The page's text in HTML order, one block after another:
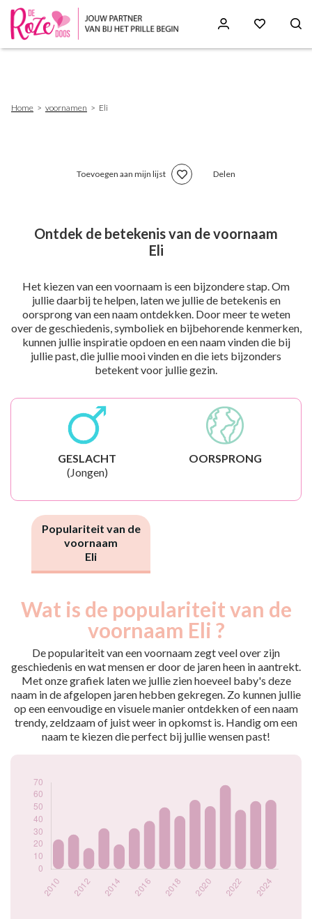
Home voornamen Eli
Toevoegen aan mijn lijst Delen
Ontdek de betekenis van de voornaam
Eli
Het kiezen van een voornaam is een bijzondere stap. Om
jullie daarbij te helpen, laten we jullie de betekenis en
oorsprong van een naam ontdekken. Door meer te weten
over de geschiedenis, symboliek en bijbehorende kenmerken,
kunnen jullie inspiratie opdoen en een naam vinden die bij
jullie past, die jullie mooi vinden en die iets bijzonders
betekent voor jullie gezin.
GESLACHT
(Jongen)
OORSPRONG
Populariteit van de
voornaam
Eli
Wat is de populariteit van de
voornaam Eli ?
De populariteit van een voornaam zegt veel over zijn
geschiedenis en wat mensen er door de jaren heen in aantrekt.
Met onze grafiek laten we jullie zien hoeveel baby's deze
naam in de afgelopen jaren hebben gekregen. Zo kunnen jullie
op een eenvoudige en visuele manier ontdekken of een naam
trendy, zeldzaam of juist weer in opkomst is. Handig om een
naam te kiezen die perfect bij jullie wensen past!
Popularité du
Année
Nouveaux-
nés
2010
24
2011
28
2012
17
2013
33
2014
20
2015
33
39
2019
2020
2021
2022
2023
56